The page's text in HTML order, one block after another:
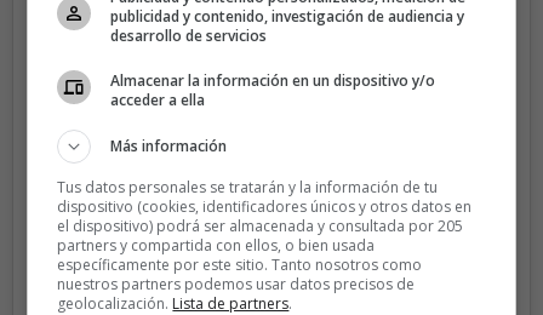
Accede al contenido exclusivo de Yorokobu.
Recibe newsletters con contenido exclusivo para
Sin compromiso de permanencia. Recibe en casa los
cuatro números que publicamos cada año.
Precio para la península y Baleares.
SUSCRIBIRME
publicidad y contenido, investigación de audiencia y
desarrollo de servicios
Almacenar la información en un dispositivo y/o
acceder a ella
Más información
Tus datos personales se tratarán y la información de tu
dispositivo (cookies, identificadores únicos y otros datos en
el dispositivo) podrá ser almacenada y consultada por 205
partners y compartida con ellos, o bien usada
específicamente por este sitio. Tanto nosotros como
nuestros partners podemos usar datos precisos de
geolocalización. Lista de partners.